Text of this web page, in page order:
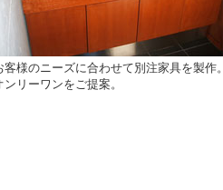
客様のニーズに合わせて別注家具を製作。
ンリーワンをご提案。